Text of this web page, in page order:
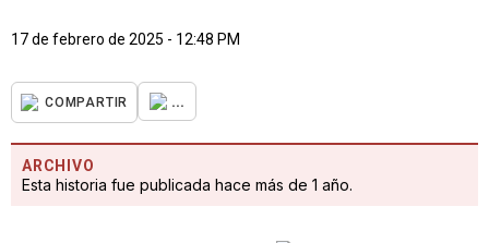
17 de febrero de 2025 - 12:48 PM
COMPARTIR ...
ARCHIVO
Esta historia fue publicada hace más de 1 año.